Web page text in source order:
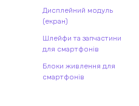
Дисплейний модуль
(екран)
Шлейфи та запчастини
для смартфонів
Блоки живлення для
смартфонів